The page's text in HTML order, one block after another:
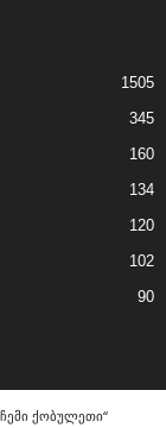
1505
345
160
134
120
102
90
ქობულეთი“